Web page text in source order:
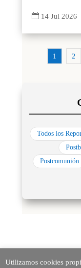
 14 Jul 2026
1 2
Todos los
Postcomunión
Utilizamos cookies